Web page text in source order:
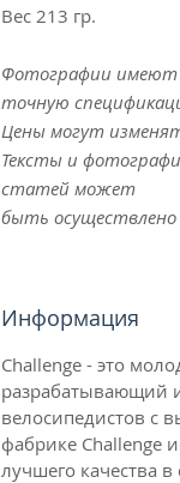
Вес 213 гр.
Фотографии имеют
точную
Цены могут
Тексты и
статей может
быть осуществлено
Информация
Challenge - это
разрабатывающий
велосипедистов с
фабрике Challenge
лучшего качества